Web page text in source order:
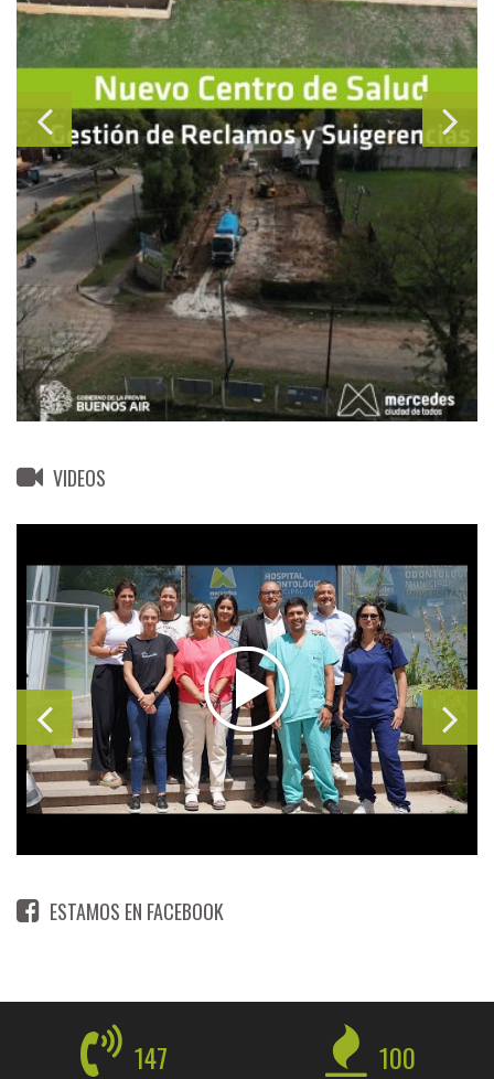
VIDEOS
ESTAMOS EN FACEBOOK
147 100